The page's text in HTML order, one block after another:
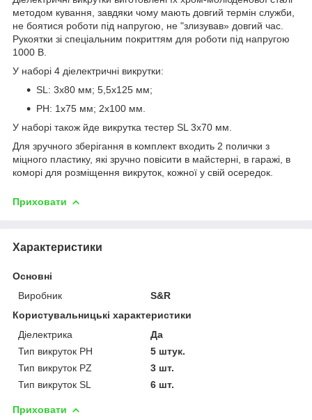
методом кування, завдяки чому мають довгий термін служби,
не боятися роботи під напругою, не "злизував» довгий час.
Рукоятки зі спеціальним покриттям для роботи під напругою
1000 В.
У наборі 4 діелектричні викрутки:
SL: 3х80 мм; 5,5х125 мм;
PH: 1х75 мм; 2х100 мм.
У наборі також йде викрутка тестер SL 3x70 мм.
Для зручного зберігання в комплект входить 2 полички з
міцного пластику, які зручно повісити в майстерні, в гаражі, в
коморі для розміщення викруток, кожної у свій осередок.
Приховати
Характеристики
Основні
Виробник
S&R
Користувальницькі характеристики
Діелектрика
Да
Тип викруток PH
5 штук.
Тип викруток PZ
3 шт.
Тип викруток SL
6 шт.
Приховати